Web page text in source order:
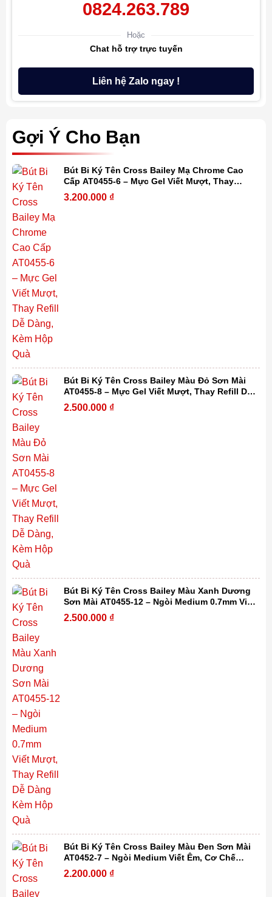
0824.263.789
Hoặc
Chat hỗ trợ trực tuyến
Liên hệ Zalo ngay !
Gợi Ý Cho Bạn
Bút Bi Ký Tên Cross Bailey Mạ Chrome Cao
Cấp AT0455-6 – Mực Gel Viết Mượt, Thay
Refill Dễ Dàng, Kèm Hộp Quà
3.200.000 ₫
Bút Bi Ký Tên Cross Bailey Màu Đỏ Sơn Mài
AT0455-8 – Mực Gel Viết Mượt, Thay Refill Dễ
Dàng, Kèm Hộp Quà
2.500.000 ₫
Bút Bi Ký Tên Cross Bailey Màu Xanh Dương
Sơn Mài AT0455-12 – Ngòi Medium 0.7mm Viết
Mượt, Thay Refill Dễ Dàng Kèm Hộp Quà
2.500.000 ₫
Bút Bi Ký Tên Cross Bailey Màu Đen Sơn Mài
AT0452-7 – Ngòi Medium Viết Êm, Cơ Chế
Xoay Tiện Lợi, Thay Refill Dễ Dàng Kèm Hộp
2.200.000 ₫